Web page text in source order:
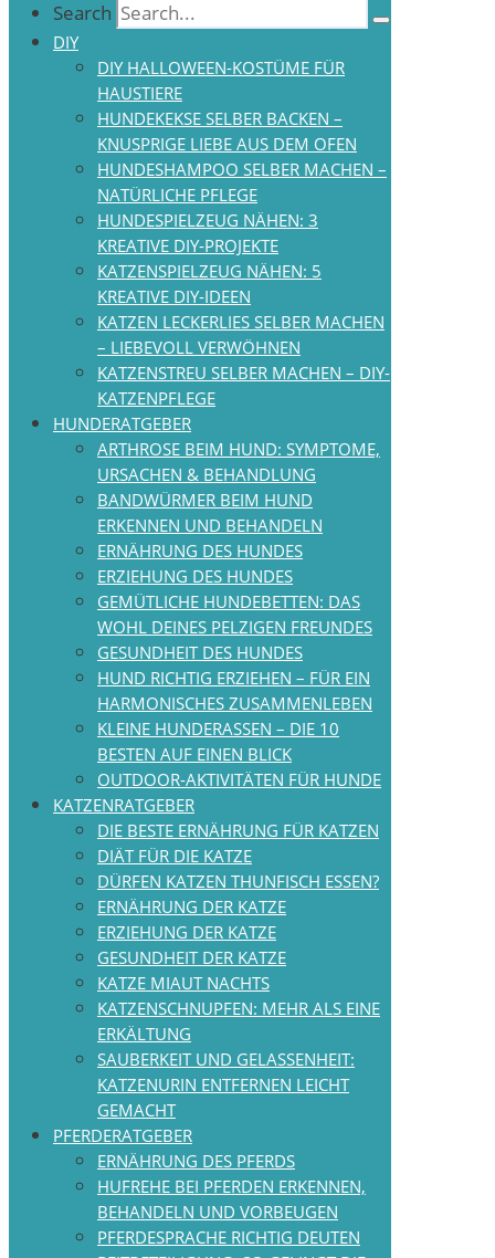
Search
DIY
DIY HALLOWEEN-KOSTÜME FÜR
HAUSTIERE
HUNDEKEKSE SELBER BACKEN –
KNUSPRIGE LIEBE AUS DEM OFEN
HUNDESHAMPOO SELBER MACHEN –
NATÜRLICHE PFLEGE
HUNDESPIELZEUG NÄHEN: 3
KREATIVE DIY-PROJEKTE
KATZENSPIELZEUG NÄHEN: 5
KREATIVE DIY-IDEEN
KATZEN LECKERLIES SELBER MACHEN
– LIEBEVOLL VERWÖHNEN
KATZENSTREU SELBER MACHEN – DIY-
KATZENPFLEGE
HUNDERATGEBER
ARTHROSE BEIM HUND: SYMPTOME,
URSACHEN & BEHANDLUNG
BANDWÜRMER BEIM HUND
ERKENNEN UND BEHANDELN
ERNÄHRUNG DES HUNDES
ERZIEHUNG DES HUNDES
GEMÜTLICHE HUNDEBETTEN: DAS
WOHL DEINES PELZIGEN FREUNDES
GESUNDHEIT DES HUNDES
HUND RICHTIG ERZIEHEN – FÜR EIN
HARMONISCHES ZUSAMMENLEBEN
KLEINE HUNDERASSEN – DIE 10
BESTEN AUF EINEN BLICK
OUTDOOR-AKTIVITÄTEN FÜR HUNDE
KATZENRATGEBER
DIE BESTE ERNÄHRUNG FÜR KATZEN
DIÄT FÜR DIE KATZE
DÜRFEN KATZEN THUNFISCH ESSEN?
ERNÄHRUNG DER KATZE
ERZIEHUNG DER KATZE
GESUNDHEIT DER KATZE
KATZE MIAUT NACHTS
KATZENSCHNUPFEN: MEHR ALS EINE
ERKÄLTUNG
SAUBERKEIT UND GELASSENHEIT:
KATZENURIN ENTFERNEN LEICHT
GEMACHT
PFERDERATGEBER
ERNÄHRUNG DES PFERDS
HUFREHE BEI PFERDEN ERKENNEN,
BEHANDELN UND VORBEUGEN
PFERDESPRACHE RICHTIG DEUTEN